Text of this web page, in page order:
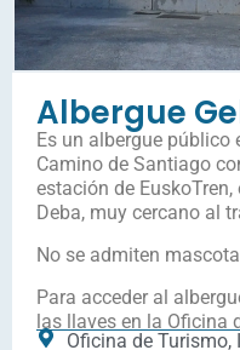
Albergue
Es un albergue público
Camino de Santiago
estación de
Deba, muy cercano al
No se admiten
Para acceder al
las llaves en la Oficina
Oficina de Turismo,